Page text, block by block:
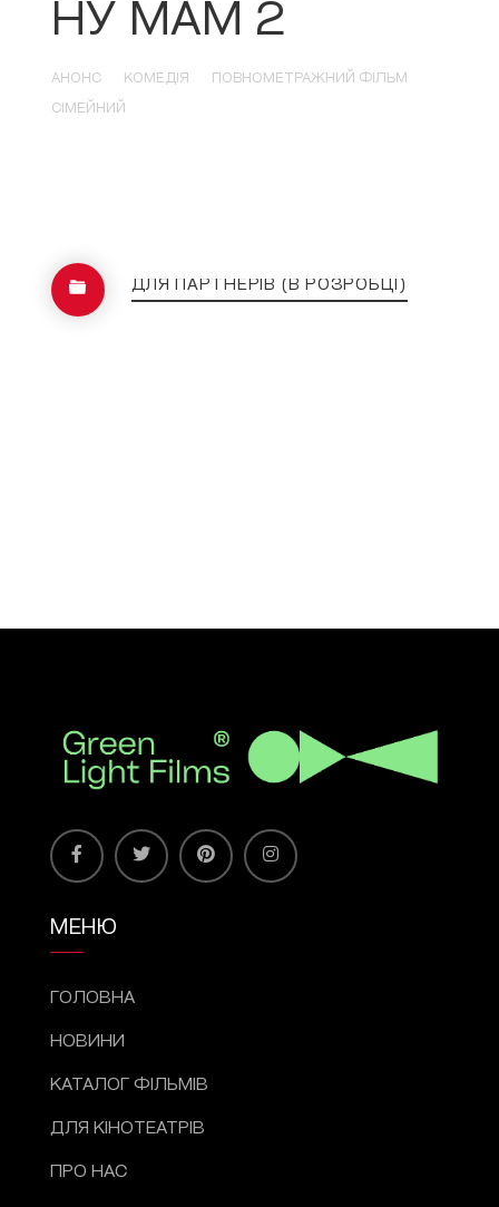
НУ МАМ 2
АНОНС КОМЕДІЯ ПОВНОМЕТРАЖНИЙ ФІЛЬМ
СІМЕЙНИЙ
ДЛЯ ПАРТНЕРІВ (В РОЗРОБЦІ)
МЕНЮ
ГОЛОВНА
НОВИНИ
КАТАЛОГ ФІЛЬМІВ
ДЛЯ КІНОТЕАТРІВ
ПРО НАС